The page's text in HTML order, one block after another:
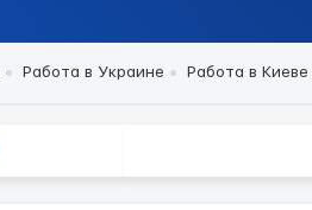
Работа в Украине Работа в Киеве